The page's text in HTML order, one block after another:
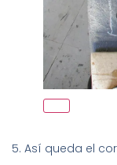
5. Así queda el